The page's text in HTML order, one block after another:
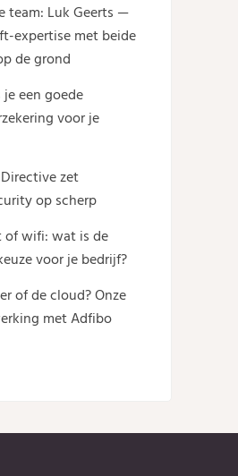
team: Luk Geerts —
expertise met beide
de grond
je een goede
voor je
zet
op scherp
of wifi: wat is de
voor je bedrijf?
of de cloud? Onze
met Adfibo